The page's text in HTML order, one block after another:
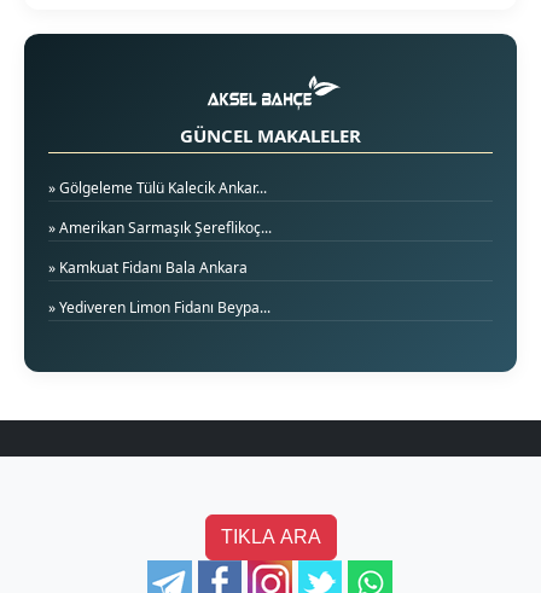
GÜNCEL MAKALELER
» Gölgeleme Tülü Kalecik Ankar...
» Amerikan Sarmaşık Şereflikoç...
» Kamkuat Fidanı Bala Ankara
» Yediveren Limon Fidanı Beypa...
TIKLA ARA